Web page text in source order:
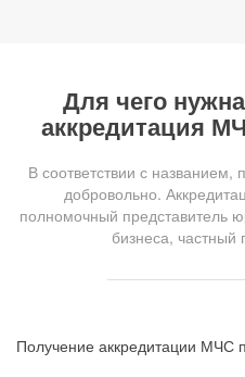
Для чего
аккредитация
В соответствии с
добровольно.
полномочный представитель
бизнеса,
Получение аккредитации МЧС